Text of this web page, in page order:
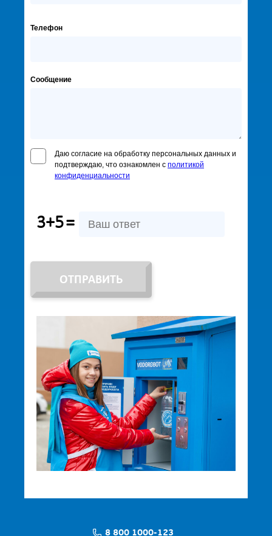
Телефон
Сообщение
Даю согласие на обработку персональных данных и
подтверждаю, что ознакомлен с политикой
конфиденциальности
3+5=
ОТПРАВИТЬ
8 800 1000-123